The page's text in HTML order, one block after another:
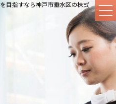
目指すなら神戸市垂水区の株式